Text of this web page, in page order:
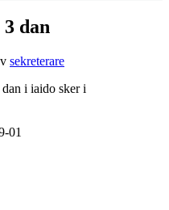
dan
sekreterare
i iaido sker i
01